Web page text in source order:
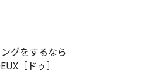
グをするなら
［ドゥ］